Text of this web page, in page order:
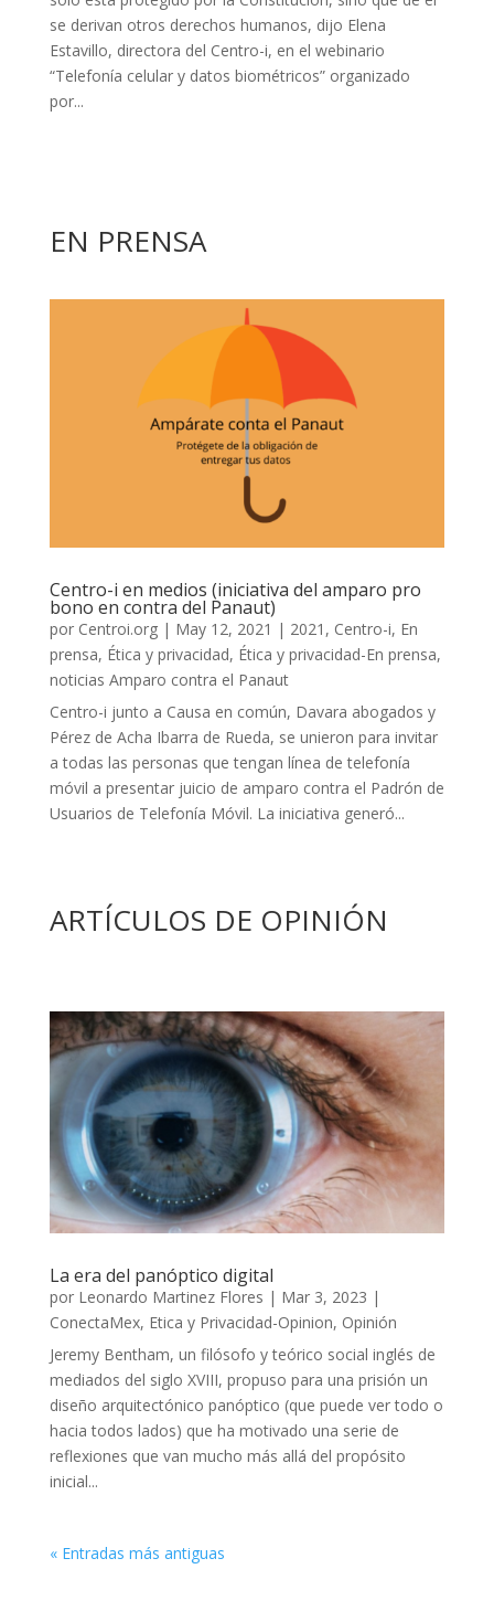
se derivan otros derechos humanos, dijo Elena
Estavillo, directora del Centro-i, en el webinario
“Telefonía celular y datos biométricos” organizado
por...
EN PRENSA
Centro-i en medios (iniciativa del amparo pro
bono en contra del Panaut)
por Centroi.org| May 12, 2021 | 2021 , Centro-i, En
prensa, Ética y privacidad, Ética y privacidad-En prensa,
noticias Amparo contra el Panaut
Centro-i junto a Causa en común, Davara abogados y
Pérez de Acha Ibarra de Rueda, se unieron para invitar
a todas las personas que tengan línea de telefonía
móvil a presentar juicio de amparo contra el Padrón de
Usuarios de Telefonía Móvil. La iniciativa generó...
ARTÍCULOS DE OPINIÓN
La era del panóptico digital
por Leonardo Martinez Flores | Mar 3, 2023 |
ConectaMex, Etica y Privacidad-Opinion, Opinión
Jeremy Bentham, un filósofo y teórico social inglés de
mediados del siglo XVIII, propuso para una prisión un
diseño arquitectónico panóptico (que puede ver todo o
hacia todos lados) que ha motivado una serie de
reflexiones que van mucho más allá del propósito
inicial...
« Entradas más antiguas